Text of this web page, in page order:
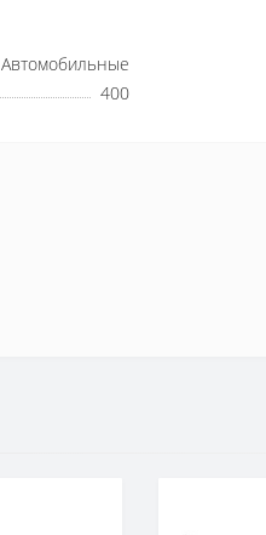
Автомобильные
400